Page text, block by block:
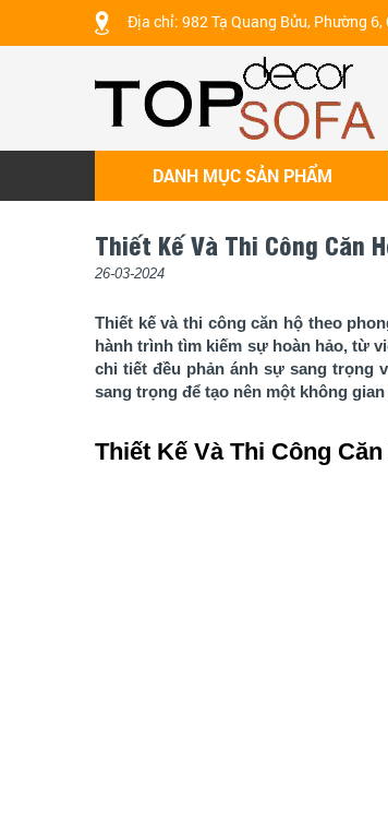
Địa chỉ: 982 Tạ Quang Bửu, Phường 6,
DANH MỤC SẢN PHẨM
Thiết Kế Và Thi Công Căn
26-03-2024
Thiết kế và thi công căn hộ theo
hành trình tìm kiếm sự hoàn hảo, từ
chi tiết đều phản ánh sự sang trọng
sang trọng để tạo nên một không
Thiết Kế Và Thi Công